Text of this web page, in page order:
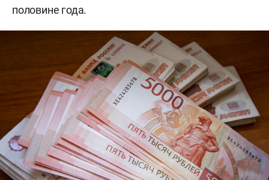
половине года.